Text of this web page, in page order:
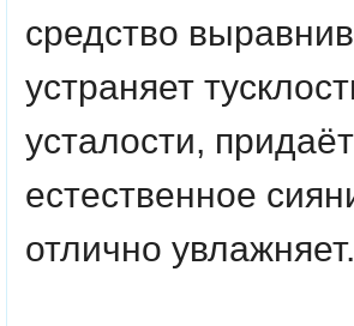
средство
устраняет
усталости, придаёт
естественное
отлично увлажняет.